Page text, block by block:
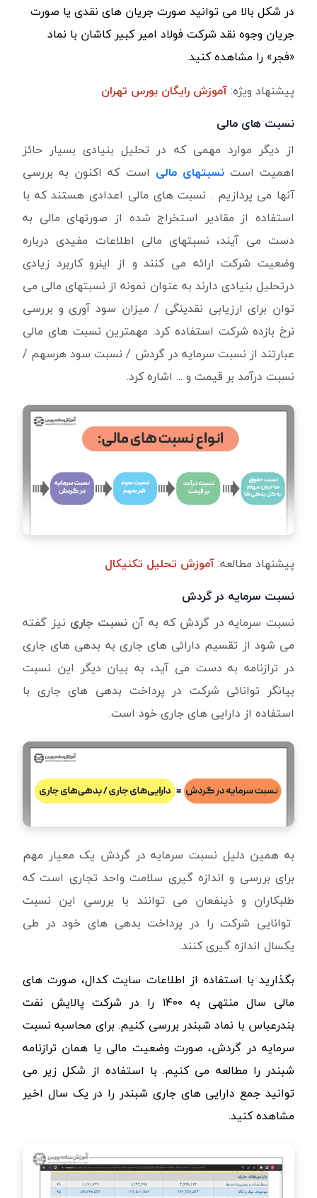
در شکل بالا می توانید صورت جریان های نقدی یا صورت
جریان وجوه نقد شرکت فولاد امیر کبیر کاشان با نماد
«فجر» را مشاهده کنید.
پیشنهاد ویژه:آموزش رایگان بورس تهران
نسبت های مالی
از دیگر موارد مهمی که در تحلیل بنیادی بسیار حائز
اهمیت استنسبتهای مالی است که اکنون به بررسی
آنها می پردازیم . نسبت های مالی اعدادی هستند که با
استفاده از مقادیر استخراج شده از صورتهای مالی به
دست می آیند، نسبتهای مالی اطلاعات مفیدی درباره
وضعیت شرکت ارائه می کنند و از اینرو کاربرد زیادی
درتحلیل بنیادی دارند به عنوان نمونه از نسبتهای مالی می
توان برای ارزیابی نقدینگی / میزان سود آوری و بررسی
نرخ بازده شرکت استفاده کرد. مهمترین نسبت های مالی
عبارتند از نسبت سرمایه در گردش / نسبت سود هرسهم /
نسبت درآمد بر قیمت و ... اشاره کرد.
پیشنهاد مطالعه:آموزش تحلیل تکنیکال
نسبت سرمایه در گردش
نسبت سرمایه در گردش که به آننسبت جاری نیز گفته
می شود از تقسیم دارائی های جاری به بدهی های جاری
در ترازنامه به دست می آید، به بیان دیگر این نسبت
بیانگر توانائی شرکت در پرداخت بدهی های جاری با
استفاده از دارایی های جاری خود است.
به همین دلیل نسبت سرمایه در گردش یک معیار مهم
برای بررسی و اندازه گیری سلامت واحد تجاری است که
طلبکاران و ذینفعان می توانند با بررسی این نسبت
توانایی شرکت را در پرداخت بدهی های خود در طی
یکسال اندازه گیری کنند.
بگذارید با استفاده از اطلاعات سایت کدال، صورت های
مالی سال منتهی به ۱۴۰۰ را در شرکت پالایش نفت
بندرعباس با نماد شبندر بررسی کنیم. برای محاسبه نسبت
سرمایه در گردش، صورت وضعیت مالی یا همان ترازنامه
شبندر را مطالعه می کنیم. با استفاده از شکل زیر می
توانید جمع دارایی های جاری شبندر را در یک سال اخیر
مشاهده کنید.